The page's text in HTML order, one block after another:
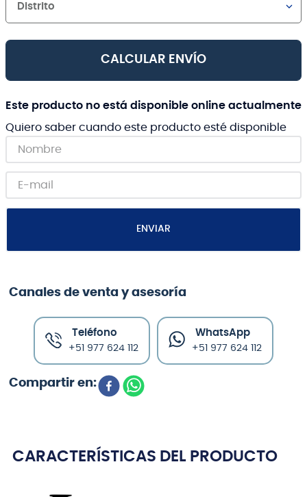
Distrito
CALCULAR ENVÍO
Este producto no está disponible online actualmente
Quiero saber cuando este producto esté disponible
ENVIAR
Canales de venta y asesoría
Teléfono
+51 977 624 112
WhatsApp
+51 977 624 112
CARACTERÍSTICAS DEL PRODUCTO